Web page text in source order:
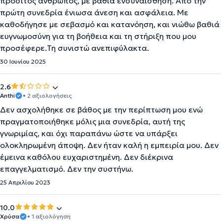
πρώτη συνεδρία ένιωσα άνεση και ασφάλεια. Με
καθοδήγησε με σεβασμό και κατανόηση, και νιώθω βαθιά
ευγνωμοσύνη για τη βοήθεια και τη στήριξη που μου
προσέφερε.Τη συνιστώ ανεπιφύλακτα.
30 Ιουνίου 2025
2.6
Anthi • 2 αξιολογήσεις
Δεν ασχολήθηκε σε βάθος με την περίπτωση μου ενώ
πραγματοποιήθηκε μόλις μια συνεδρία, αυτή της
γνωριμίας, και όχι παραπάνω ώστε να υπάρξει
ολοκληρωμένη άποψη. Δεν ήταν καλή η εμπειρία μου. Δεν
έμεινα καθόλου ευχαριστημένη. Δεν διέκρινα
επαγγελματισμό. Δεν την συστήνω.
25 Απριλίου 2023
10.0
Χρύσα • 1 αξιολόγηση